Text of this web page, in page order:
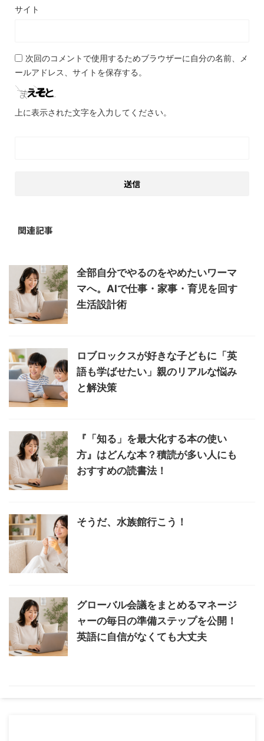
サイト
次回のコメントで使用するためブラウザーに自分の名前、メ
ールアドレス、サイトを保存する。
上に表示された文字を入力してください。
関連記事
全部自分でやるのをやめたいワーマ
マへ。AIで仕事・家事・育児を回す
生活設計術
ロブロックスが好きな子どもに「英
語も学ばせたい」親のリアルな悩み
と解決策
『「知る」を最大化する本の使い
方』はどんな本？積読が多い人にも
おすすめの読書法！
そうだ、水族館行こう！
グローバル会議をまとめるマネージ
ャーの毎日の準備ステップを公開！
英語に自信がなくても大丈夫